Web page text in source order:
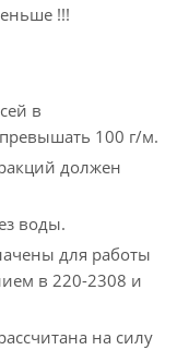
!!!
в
100 г/м.
должен
воды.
для работы
в 220-2308 и
на силу